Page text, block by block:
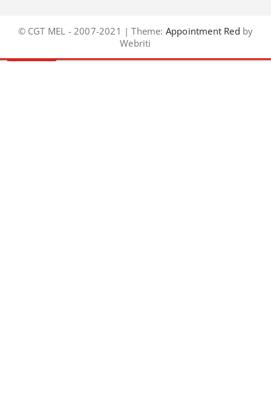
© CGT MEL - 2007-2021 | Theme: Appointment Red by
Webriti